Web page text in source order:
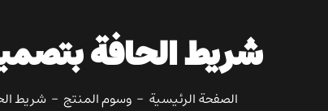
شريط الحافة
الصفحة الرئيسية وسوم المنتج شريط